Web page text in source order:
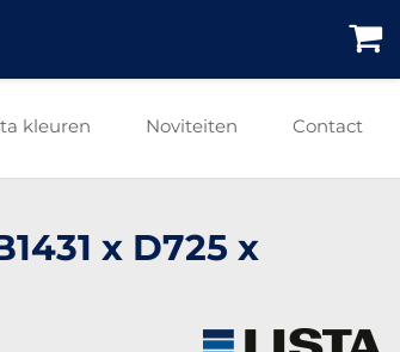
kleuren Noviteiten Contact
x D725 x